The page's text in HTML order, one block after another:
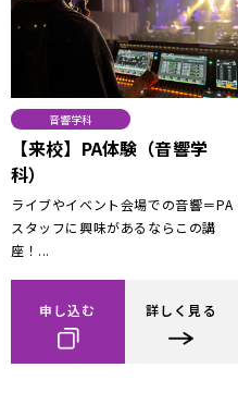
音響学科
【来校】PA体験（音響学
科）
ライブやイベント会場での音響＝PA
スタッフに興味があるならこの講
座！...
申し込む 詳しく見る